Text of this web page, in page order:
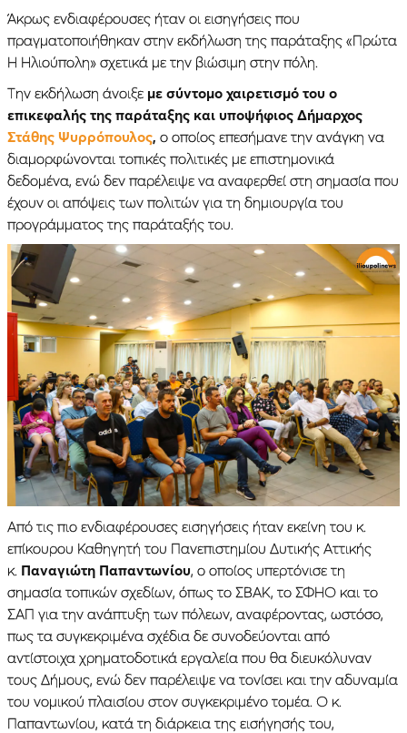
Άκρως ενδιαφέρουσες ήταν οι εισηγήσεις που
πραγματοποιήθηκαν στην εκδήλωση της παράταξης «Πρώτα
Η Ηλιούπολη» σχετικά με την βιώσιμη στην πόλη.
Την εκδήλωση άνοιξε με σύντομο χαιρετισμό του ο
επικεφαλής της παράταξης και υποψήφιος Δήμαρχος
Στάθης Ψυρρόπουλος, ο οποίος επεσήμανε την ανάγκη να
διαμορφώνονται τοπικές πολιτικές με επιστημονικά
δεδομένα, ενώ δεν παρέλειψε να αναφερθεί στη σημασία που
έχουν οι απόψεις των πολιτών για τη δημιουργία του
προγράμματος της παράταξής του.
Από τις πιο ενδιαφέρουσες εισηγήσεις ήταν εκείνη του κ.
επίκουρου Καθηγητή του Πανεπιστημίου Δυτικής Αττικής
κ. Παναγιώτη Παπαντωνίου, ο οποίος υπερτόνισε τη
σημασία τοπικών σχεδίων, όπως το ΣΒΑΚ, το ΣΦΗΟ και το
ΣΑΠ για την ανάπτυξη των πόλεων, αναφέροντας, ωστόσο,
πως τα συγκεκριμένα σχέδια δε συνοδεύονται από
αντίστοιχα χρηματοδοτικά εργαλεία που θα διευκόλυναν
τους Δήμους, ενώ δεν παρέλειψε να τονίσει και την αδυναμία
του νομικού πλαισίου στον συγκεκριμένο τομέα. Ο κ.
Παπαντωνίου, κατά τη διάρκεια της εισήγησής του,